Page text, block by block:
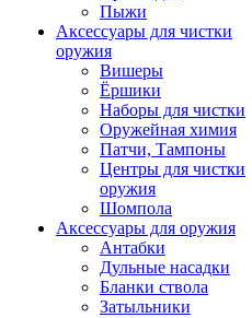
Пыжи
Аксессуары для чистки
оружия
Вишеры
Ёршики
Наборы для чистки
Оружейная химия
Патчи, Тампоны
Центры для чистки
оружия
Шомпола
Аксессуары для оружия
Антабки
Дульные насадки
Бланки ствола
Затыльники